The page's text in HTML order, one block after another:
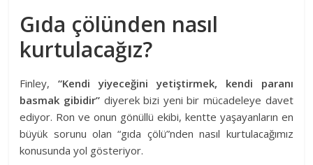
Gıda çölünden nasıl
kurtulacağız?
Finley,“Kendi yiyeceğini yetiştirmek, kendi paranı
basmak gibidir” diyerek bizi yeni bir mücadeleye davet
ediyor. Ron ve onun gönüllü ekibi, kentte yaşayanların en
büyük sorunu olan “gıda çölü”nden nasıl kurtulacağımız
konusunda yol gösteriyor.